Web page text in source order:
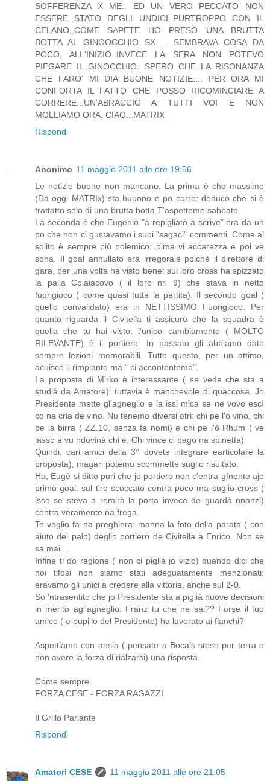
SOFFERENZA X ME.. ED UN VERO PECCATO NON
ESSERE STATO DEGLI UNDICI..PURTROPPO CON IL
CELANO,,COME SAPETE HO PRESO UNA BRUTTA
BOTTA AL GINOOCCHIO SX..... SEMBRAVA COSA DA
POCO, ALL'INIZIO..INVECE LA SERA NON POTEVO
PIEGARE IL GINOCCHIO. SPERO CHE LA RISONANZA
CHE FARO' MI DIA BUONE NOTIZIE.... PER ORA MI
CONFORTA IL FATTO CHE POSSO RICOMINCIARE A
CORRERE...UN'ABRACCIO A TUTTI VOI E NON
MOLLIAMO ORA. CIAO...MATRIX
Rispondi
Anonimo 11 maggio 2011 alle ore 19:56
Le notizie buone non mancano. La prima è che massimo
(Da oggi MATRIx) sta buuono e po corre: deduco che si è
trattatto solo di una brutta botta.T'aspettemo sabbato.
La seconda è che Eugenio "a repigliato a scrive" era da un
po che non ci gustavamo i suoi "sagaci" commenti. Come al
solito è sempre più polemico: pima vi accarezza e poi ve
sona. Il goal annullato era irregorale poichè il direttore di
gara, per una volta ha visto bene: sul loro cross ha spizzato
la palla Colaiacovo ( il loro nr. 9) che stava in netto
fuorigioco ( come quasi tutta la partita). Il secondo goal (
quello convalidato) era in NETTISSIMO Fuorigioco. Per
quanto riguarda il Civitella ti assicuro che la squadra è
quella che tu hai visto: l'unico cambiamento ( MOLTO
RILEVANTE) è il portiere. In passato gli abbiamo dato
sempre lezioni memorabili. Tutto questo, per un attimo,
acuisce il rimpianto ma " ci accontentemo".
La proposta di Mirko è interessante ( se vede che sta a
studià da Amatore): tuttavia è manchevole di quaccosa. Jo
Presidente mette gl'agneglio e la issi mica se ne vovo escì
co na cria de vino. Nu tenemo diversi otri: chi pe l'ò vino, chi
pe la birra ( ZZ.10, senza fa nomi) e chi pe l'ò Rhum ( ve
lasso a vu ndovinà chi è. Chi vince ci pago na spinetta)
Quindi, cari amici della 3^ dovete integrare earticolare la
proposta), magari potemo scommette suglio risultato.
Ha, Eugè si ditto puri che jo portiero non c'entra gfnente ajo
primo goal: sul tiro scoccato centra poco ma suglio cross (
isso se steva a remirà la porta invece de guardà nnanzi)
centra veramente na frega.
Te voglio fa na preghiera: manna la foto della parata ( con
aiuto del palo) deglio portiero de Civitella a Enrico. Non se
sa mai ...
Infine ti do ragione ( non ci piglià jo vizio) quando dici che
noi tifosi non siamo stati adeguatamente menzionati:
eravamo gli unici a credere alla vittoria, anche sul 2-0.
So 'ntrasentito che jo Presidente sta a piglià nuove decisioni
in merito agl'agneglio. Franz tu che ne sai?? Forse il tuo
amico ( e pupillo del Presidente) ha lavorato ai fianchi?
Aspettiamo con ansia ( pensate a Bocals steso per terra e
non avere la forza di rialzarsi) una risposta.
Come sempre
FORZA CESE - FORZA RAGAZZI
Il Grillo Parlante
Rispondi
Amatori CESE
11 maggio 2011 alle ore 21:05